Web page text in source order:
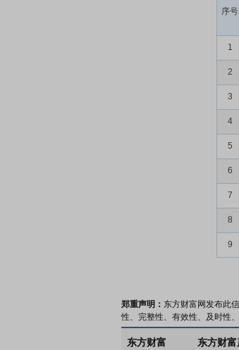
序号
1
2
3
4
5
6
7
8
9
郑重声明： 东方财富网发布此
性、完整性、有效性、及时性
东方财富 东方财富